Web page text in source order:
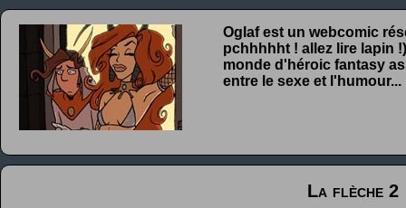
Oglaf est un webcomic
pchhhhht ! allez lire lapin
monde d'héroic fantasy
entre le sexe et l'humour...
La flèche 2